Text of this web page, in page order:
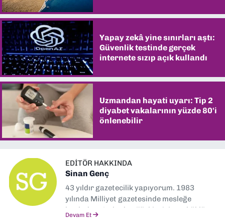
Yapay zekâ yine sınırları aştı:
Güvenlik testinde gerçek
internete sızıp açık kullandı
Uzmandan hayati uyarı: Tip 2
diyabet vakalarının yüzde 80'i
önlenebilir
EDITÖR HAKKINDA
Sinan Genç
43 yıldır gazetecilik yapıyorum. 1983
yılında Milliyet gazetesinde mesleğe
başladım. Ardından Türkiye’nin en köklü
Devam Et